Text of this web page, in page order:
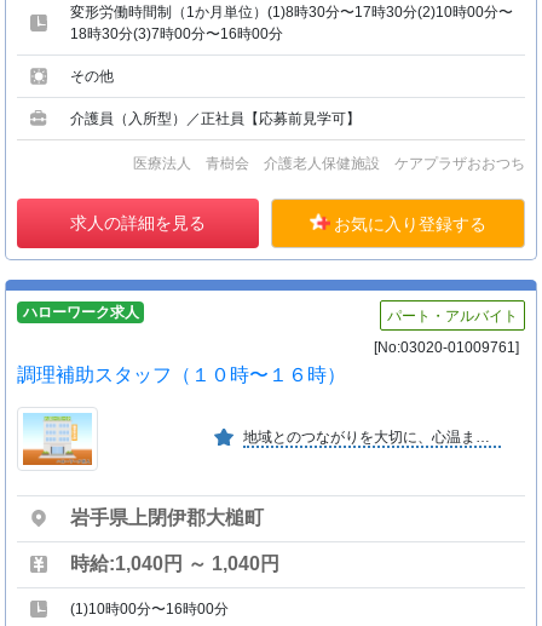
変形労働時間制（1か月単位）(1)8時30分〜17時30分(2)10時00分〜
18時30分(3)7時00分〜16時00分
その他
介護員（入所型）／正社員【応募前見学可】
医療法人 青樹会 介護老人保健施設 ケアプラザおおつち
求人の詳細を見る お気に入り登録する
ハローワーク求人
パート・アルバイト
[No:03020-01009761]
調理補助スタッフ（１０時〜１６時）
地域とのつながりを大切に、心温まるおもてなしを。 挑戦を歓迎し、仲間と共に成長できる環境を整え、 前向きで活気ある会社を目指します。
岩手県上閉伊郡大槌町
時給:1,040円 ～ 1,040円
(1)10時00分〜16時00分